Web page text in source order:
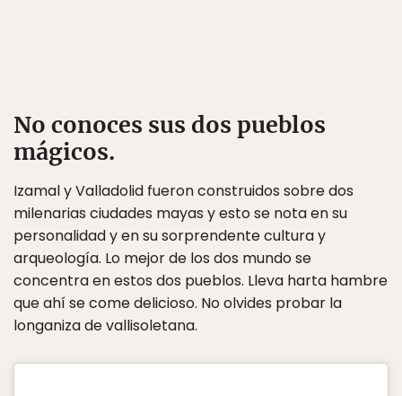
No conoces sus dos pueblos
mágicos.
Izamal y Valladolid fueron construidos sobre dos
milenarias ciudades mayas y esto se nota en su
personalidad y en su sorprendente cultura y
arqueología. Lo mejor de los dos mundo se
concentra en estos dos pueblos. Lleva harta hambre
que ahí se come delicioso. No olvides probar la
longaniza de vallisoletana.